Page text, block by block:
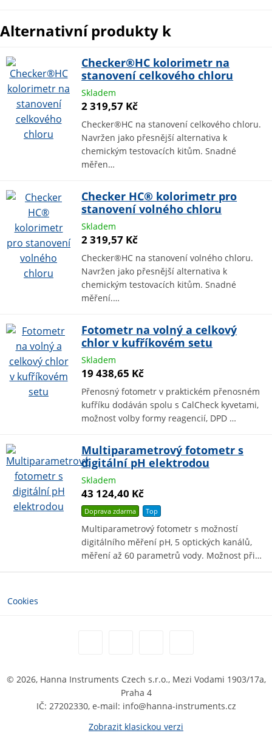
Alternativní produkty k
Checker®HC kolorimetr na
stanovení celkového chloru
Skladem
2 319,57 Kč
Checker®HC na stanovení celkového chloru.
Navržen jako přesnější alternativa k
chemickým testovacích kitům. Snadné
měřen…
Checker HC® kolorimetr pro
stanovení volného chloru
Skladem
2 319,57 Kč
Checker®HC na stanovení volného chloru.
Navržen jako přesnější alternativa k
chemickým testovacích kitům. Snadné
měření.…
Fotometr na volný a celkový
chlor v kufříkovém setu
Skladem
19 438,65 Kč
Přenosný fotometr v praktickém přenosném
kufříku dodáván spolu s CalCheck kyvetami,
možnost volby formy reagencií, DPD …
Multiparametrový fotometr s
digitální pH elektrodou
Skladem
43 124,40 Kč
Doprava zdarma Top
Multiparametrový fotometr s možností
digitálního měření pH, 5 optických kanálů,
měření až 60 parametrů vody. Možnost při…
Cookies
© 2026, Hanna Instruments Czech s.r.o., Mezi Vodami 1903/17a,
Praha 4
IČ: 27202330, e-mail: info@hanna-instruments.cz
Zobrazit klasickou verzi